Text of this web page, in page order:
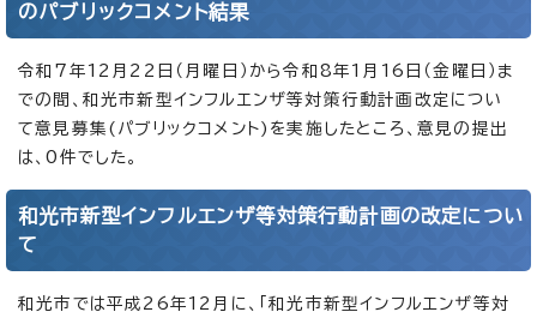
のパブリックコメント結果
令和7年12月22日（月曜日）から令和8年1月16日（金曜日）ま
での間、和光市新型インフルエンザ等対策行動計画改定につい
て意見募集(パブリックコメント)を実施したところ、意見の提出
は、0件でした。
和光市新型インフルエンザ等対策行動計画の改定につい
て
和光市では平成26年12月に、「和光市新型インフルエンザ等対